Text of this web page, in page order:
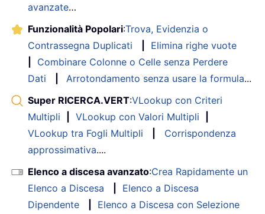
avanzate…
Funzionalità Popolari:Trova, Evidenzia o
Contrassegna Duplicati
Elimina righe vuote
Combinare Colonne o Celle senza Perdere
Dati
Arrotondamento senza usare la formula...
Super RICERCA.VERT:VLookup con Criteri
Multipli
VLookup con Valori Multipli
VLookup tra Fogli Multipli
Corrispondenza
approssimativa....
Elenco a discesa avanzato:Crea Rapidamente un
Elenco a Discesa
Elenco a Discesa
Dipendente
Elenco a Discesa con Selezione